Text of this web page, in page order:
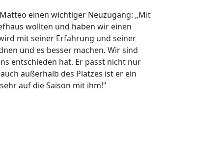
einen wichtiger Neuzugang: „Mit
wollten und haben wir einen
mit seiner Erfahrung und seiner
und es besser machen. Wir sind
entschieden hat. Er passt nicht nur
außerhalb des Platzes ist er ein
auf die Saison mit ihm!"